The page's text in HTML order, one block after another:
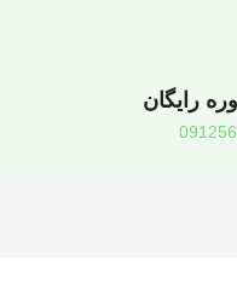
رایگان